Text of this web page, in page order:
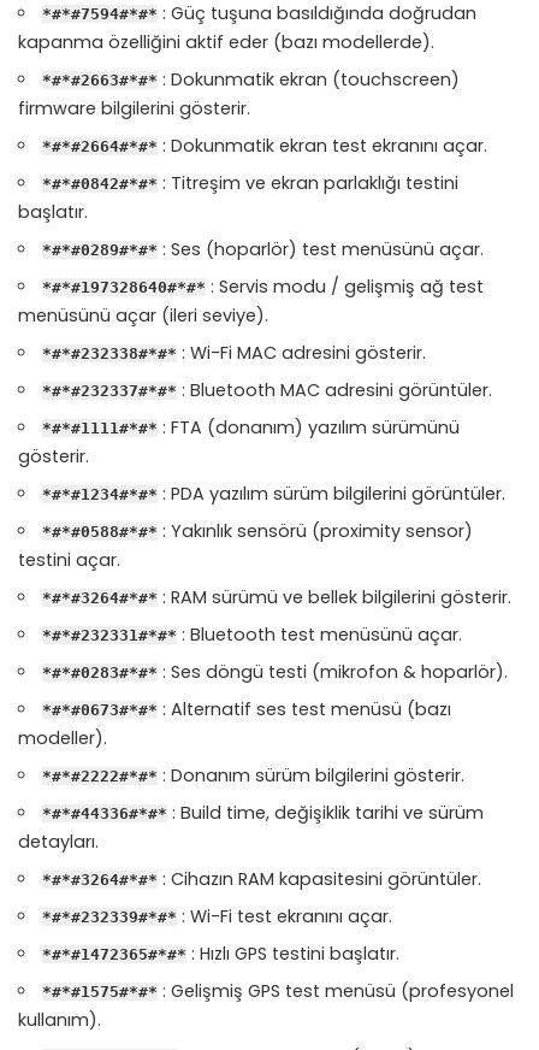
*#*#7594#*#* : Güç tuşuna basıldığında doğrudan
kapanma özelliğini aktif eder (bazı modellerde).
*#*#2663#*#* : Dokunmatik ekran (touchscreen)
firmware bilgilerini gösterir.
*#*#2664#*#* : Dokunmatik ekran test ekranını açar.
*#*#0842#*#* : Titreşim ve ekran parlaklığı testini
başlatır.
*#*#0289#*#* : Ses (hoparlör) test menüsünü açar.
*#*#197328640#*#* : Servis modu / gelişmiş ağ test
menüsünü açar (ileri seviye).
*#*#232338#*#* : Wi-Fi MAC adresini gösterir.
*#*#232337#*#* : Bluetooth MAC adresini görüntüler.
*#*#1111#*#* : FTA (donanım) yazılım sürümünü
gösterir.
*#*#1234#*#* : PDA yazılım sürüm bilgilerini görüntüler.
*#*#0588#*#* : Yakınlık sensörü (proximity sensor)
testini açar.
*#*#3264#*#* : RAM sürümü ve bellek bilgilerini gösterir.
*#*#232331#*#* : Bluetooth test menüsünü açar.
*#*#0283#*#* : Ses döngü testi (mikrofon & hoparlör).
*#*#0673#*#* : Alternatif ses test menüsü (bazı
modeller).
*#*#2222#*#* : Donanım sürüm bilgilerini gösterir.
*#*#44336#*#* : Build time, değişiklik tarihi ve sürüm
detayları.
*#*#3264#*#* : Cihazın RAM kapasitesini görüntüler.
*#*#232339#*#* : Wi-Fi test ekranını açar.
*#*#1472365#*#* : Hızlı GPS testini başlatır.
*#*#1575#*#* : Gelişmiş GPS test menüsü (profesyonel
kullanım).